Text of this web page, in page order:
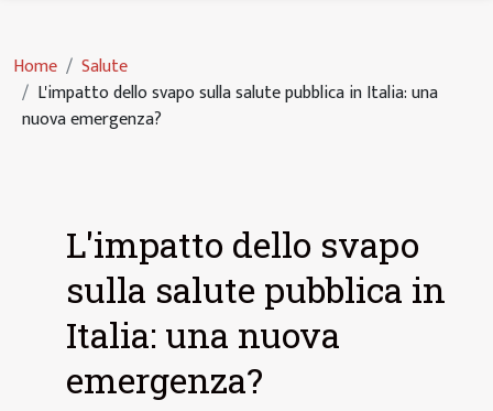
Home
Salute
L'impatto dello svapo sulla salute pubblica in Italia: una
nuova emergenza?
L'impatto dello svapo
sulla salute pubblica in
Italia: una nuova
emergenza?